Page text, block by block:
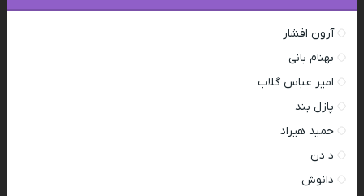
آرون افشار
بهنام بانی
امیر عباس گلاب
پازل بند
حمید هیراد
د دن
دانوش